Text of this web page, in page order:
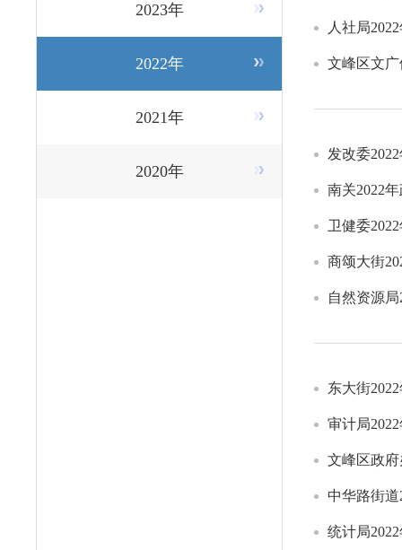
2023年
2022年
2021年
2020年
人社局
文峰区文
发改委
南关2022
卫健委
商颂大街
自然资源
东大街
审计局
文峰区政
中华路街
统计局